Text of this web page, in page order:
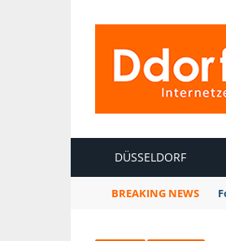
DÜSSELDORF
BREAKING NEWS